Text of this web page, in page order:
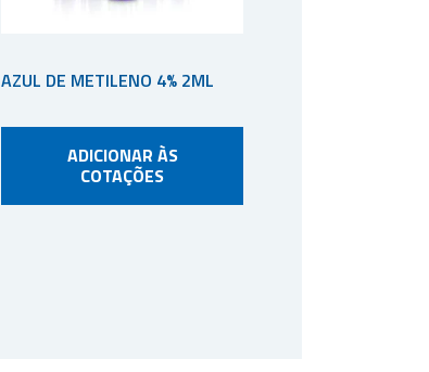
AZUL DE METILENO 4% 2ML
ADICIONAR ÀS
COTAÇÕES